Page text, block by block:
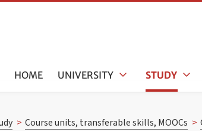
HOME UNIVERSITY STUDY
> Course units, transferable skills, MOOCs >